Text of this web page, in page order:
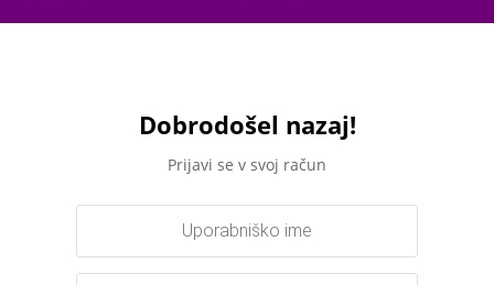
Dobrodošel nazaj!
Prijavi se v svoj račun